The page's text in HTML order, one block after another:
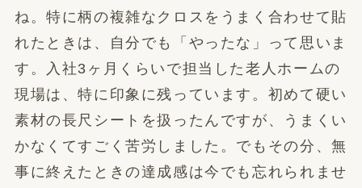
ね。特に柄の複雑なクロスをうまく合わせて貼
れたときは、自分でも「やったな」って思いま
す。入社3ヶ月くらいで担当した老人ホームの
現場は、特に印象に残っています。初めて硬い
素材の長尺シートを扱ったんですが、うまくい
かなくてすごく苦労しました。でもその分、無
事に終えたときの達成感は今でも忘れられませ